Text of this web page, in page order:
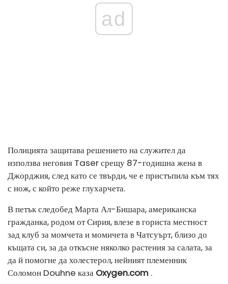
ad
Полицията защитава решението на служител да
използва неговия Taser срещу 87-годишна жена в
Джорджия, след като се твърди, че е пристъпила към тях
с нож, с който реже глухарчета.
В петък следобед Марта Ал-Бишара, американска
гражданка, родом от Сирия, влезе в гориста местност
зад клуб за момчета и момичета в Чатсуърт, близо до
къщата си, за да откъсне няколко растения за салата, за
да й помогне да холестерол, нейният племенник
Соломон Douhne каза Oxygen.com .